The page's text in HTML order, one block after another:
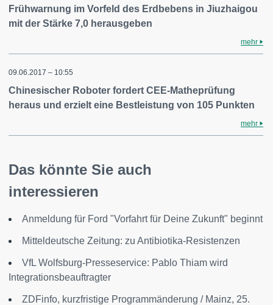
Frühwarnung im Vorfeld des Erdbebens in Jiuzhaigou
mit der Stärke 7,0 herausgeben
mehr
09.06.2017 – 10:55
Chinesischer Roboter fordert CEE-Matheprüfung
heraus und erzielt eine Bestleistung von 105 Punkten
mehr
Das könnte Sie auch
interessieren
Anmeldung für Ford "Vorfahrt für Deine Zukunft" beginnt
Mitteldeutsche Zeitung: zu Antibiotika-Resistenzen
VfL Wolfsburg-Presseservice: Pablo Thiam wird
Integrationsbeauftragter
ZDFinfo, kurzfristige Programmänderung / Mainz, 25.